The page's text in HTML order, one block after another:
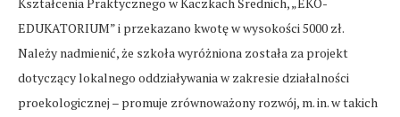
EDUKATORIUM” i przekazano kwotę w wysokości 5000 zł.
Należy nadmienić, że szkoła wyróżniona została za projekt
dotyczący lokalnego oddziaływania w zakresie działalności
proekologicznej – promuje zrównoważony rozwój, m. in. w takich